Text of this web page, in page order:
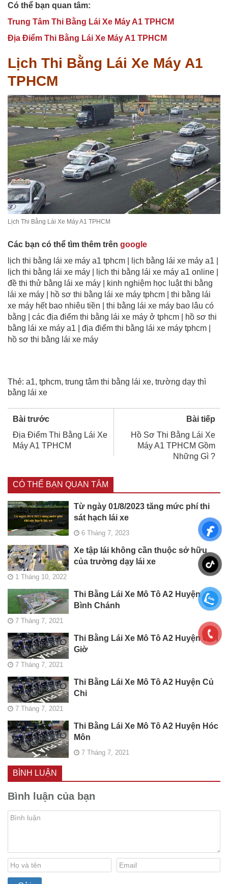
Có thể bạn quan tâm:
Trung Tâm Thi Bằng Lái Xe Máy A1 TPHCM
Địa Điểm Thi Bằng Lái Xe Máy A1 TPHCM
Lịch Thi Bằng Lái Xe Máy A1
TPHCM
Lịch Thi Bằng Lái Xe Máy A1 TPHCM
Các bạn có thể tìm thêm trên google
lịch thi bằng lái xe máy a1 tphcm | lịch bằng lái xe máy a1 |
lịch thi bằng lái xe máy | lịch thi bằng lái xe máy a1 online |
đề thi thử bằng lái xe máy | kinh nghiệm học luật thi bằng
lái xe máy | hồ sơ thi bằng lái xe máy tphcm | thi bằng lái
xe máy hết bao nhiêu tiền | thi bằng lái xe máy bao lâu có
bằng | các địa điểm thi bằng lái xe máy ở tphcm | hồ sơ thi
bằng lái xe máy a1 | địa điểm thi bằng lái xe máy tphcm |
hồ sơ thi bằng lái xe máy
Thẻ: a1, tphcm, trung tâm thi bằng lái xe, trường dạy thì
bằng lái xe
Bài trước
Địa Điểm Thi Bằng Lái Xe
Máy A1 TPHCM
Bài tiếp
Hồ Sơ Thi Bằng Lái Xe
Máy A1 TPHCM Gồm
Những Gì ?
CÓ THỂ BẠN QUAN TÂM
Từ ngày 01/8/2023 tăng mức phí thi
sát hạch lái xe
6 Tháng 7, 2023
Xe tập lái không cần thuộc sở hữu
của trường dạy lái xe
1 Tháng 10, 2022
Thi Bằng Lái Xe Mô Tô A2 Huyện
Bình Chánh
7 Tháng 7, 2021
Thi Bằng Lái Xe Mô Tô A2 Huyện Cần
Giờ
7 Tháng 7, 2021
Thi Bằng Lái Xe Mô Tô A2 Huyện Củ
Chi
7 Tháng 7, 2021
Thi Bằng Lái Xe Mô Tô A2 Huyện Hóc
Môn
7 Tháng 7, 2021
BÌNH LUẬN
Bình luận của bạn